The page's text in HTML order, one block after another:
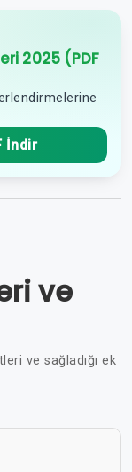
2025 (PDF
İndir
ve
ve sağladığı ek